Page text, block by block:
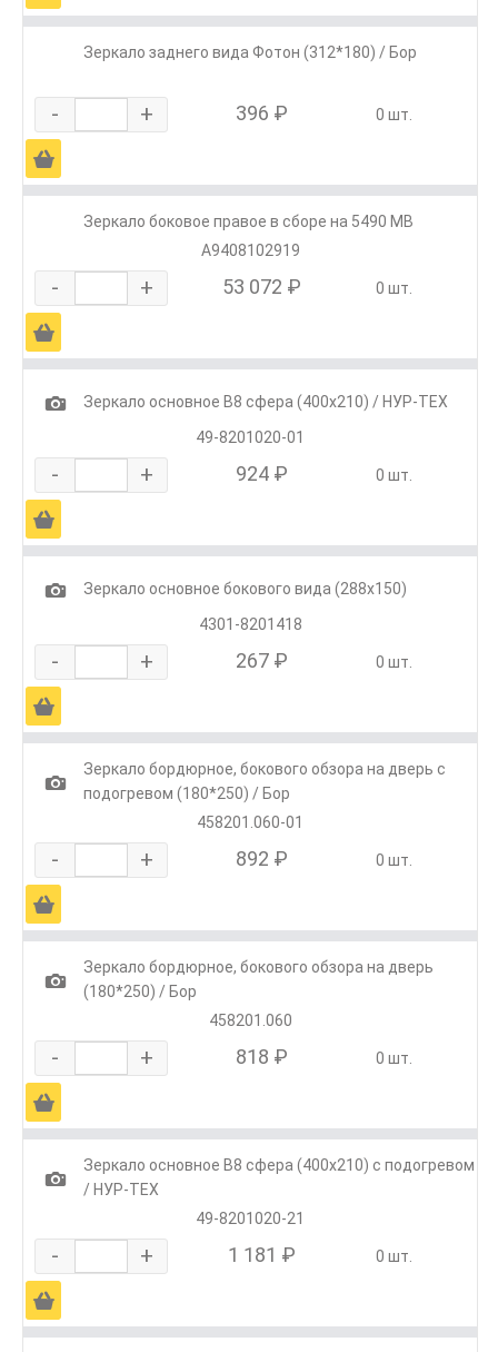
Зеркало заднего вида Фотон (312*180) / Бор
- + 396 ₽ 0 шт.
Ä
Зеркало боковое правое в сборе на 5490 МВ
А9408102919
- + 53 072 ₽ 0 шт.
Ä
1
Зеркало основное В8 сфера (400х210) / НУР-ТЕХ
49-8201020-01
- + 924 ₽ 0 шт.
Ä
1
Зеркало основное бокового вида (288х150)
4301-8201418
- + 267 ₽ 0 шт.
Ä
1
Зеркало бордюрное, бокового обзора на дверь с
подогревом (180*250) / Бор
458201.060-01
- + 892 ₽ 0 шт.
Ä
1
Зеркало бордюрное, бокового обзора на дверь
(180*250) / Бор
458201.060
- + 818 ₽ 0 шт.
Ä
1
Зеркало основное В8 сфера (400х210) с подогревом
/ НУР-ТЕХ
49-8201020-21
- + 1 181 ₽ 0 шт.
Ä